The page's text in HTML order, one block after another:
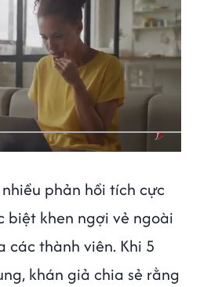
phản hồi tích cực
biệt khen ngợi vẻ ngoài
các thành viên. Khi 5
khán giả chia sẻ rằng